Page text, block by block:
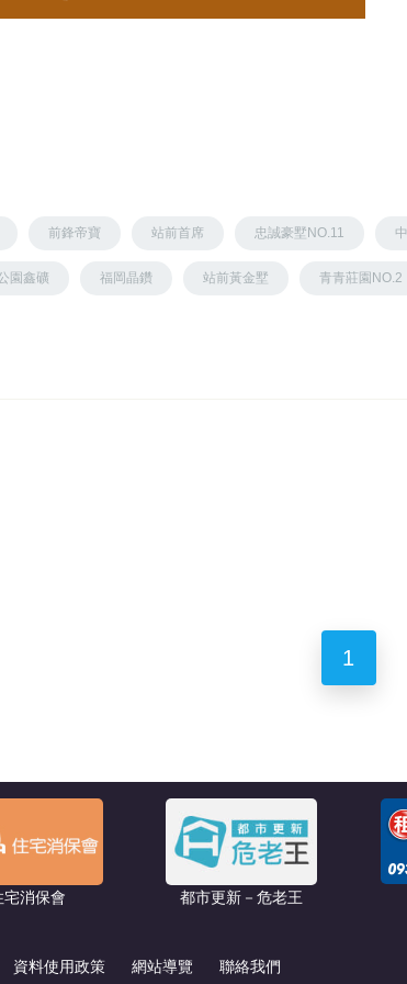
前鋒帝寶 站前首席 忠誠豪墅NO.11
園鑫礦 福岡晶鑽 站前黃金墅 青青莊園NO.2
1
宅消保會 都市更新－危老王
資料使用政策 網站導覽 聯絡我們